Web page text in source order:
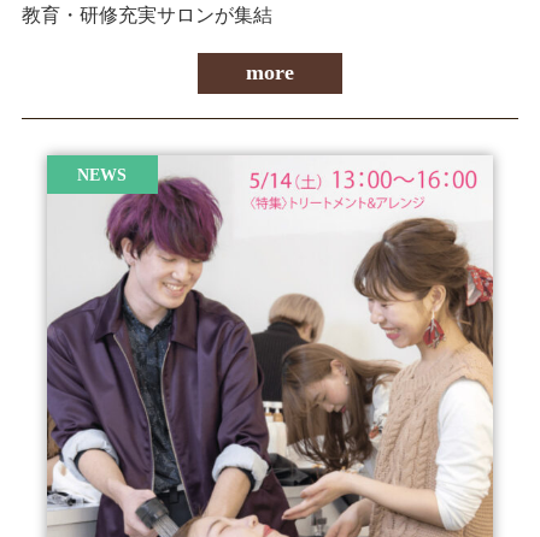
教育・研修充実サロンが集結
more
NEWS